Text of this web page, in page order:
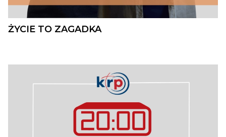
ŻYCIE TO ZAGADKA